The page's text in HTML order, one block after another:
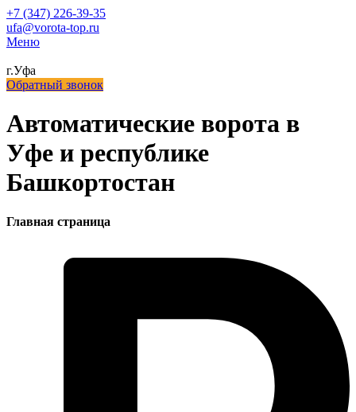
+7 (347) 226-39-35
ufa@vorota-top.ru
Меню
г.Уфа
Обратный звонок
Автоматические ворота в
Уфе и республике
Башкортостан
Главная страница